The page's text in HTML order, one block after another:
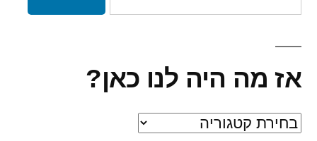
אז מה היה לנו כאן?
אז